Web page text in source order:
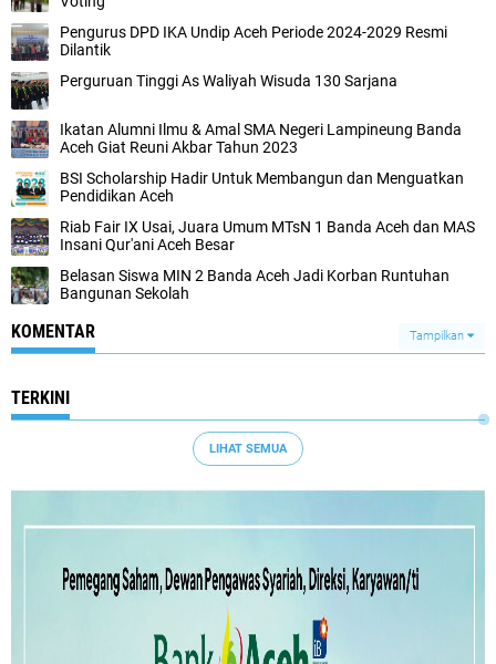
Pengurus DPD IKA Undip Aceh Periode 2024-2029 Resmi
Dilantik
Perguruan Tinggi As Waliyah Wisuda 130 Sarjana
Ikatan Alumni Ilmu & Amal SMA Negeri Lampineung Banda
Aceh Giat Reuni Akbar Tahun 2023
BSI Scholarship Hadir Untuk Membangun dan Menguatkan
Pendidikan Aceh
Riab Fair IX Usai, Juara Umum MTsN 1 Banda Aceh dan MAS
Insani Qur'ani Aceh Besar
Belasan Siswa MIN 2 Banda Aceh Jadi Korban Runtuhan
Bangunan Sekolah
KOMENTAR Tampilkan
TERKINI
LIHAT SEMUA